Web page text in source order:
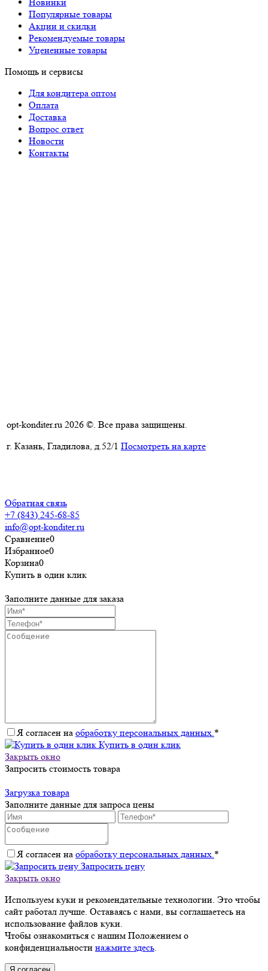
Популярные товары
Акции и скидки
Рекомендуемые товары
Уцененные товары
Помощь и сервисы
Для кондитера оптом
Оплата
Доставка
Вопрос ответ
Новости
Контакты
opt-konditer.ru 2026 ©. Все права защищены.
г. Казань, Гладилова, д.52/1 Посмотреть на карте
Обратная связь
+7 (843) 245-68-85
info@opt-konditer.ru
Сравнение0
Избранное0
Корзина0
Купить в один клик
Заполните данные для заказа
Я согласен на обработку персональных данных.*
Купить в один клик
Закрыть окно
Запросить стоимость товара
Загрузка товара
Заполните данные для запроса цены
Я согласен на обработку персональных данных.*
Запросить цену
Закрыть окно
Используем куки и рекомендательные технологии. Это чтобы
сайт работал лучше. Оставаясь с нами, вы соглашаетесь на
использование файлов куки.
Чтобы ознакомиться с нашим Положением о
конфиденциальности нажмите здесь.